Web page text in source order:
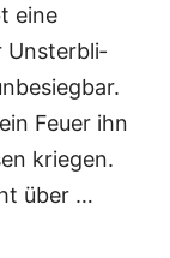
eine
Unsterb­li­
Feu­er ihn
krie­gen.
über …